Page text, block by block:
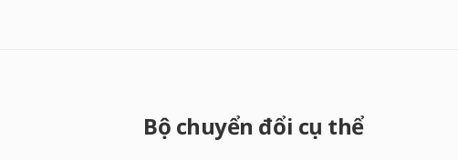
Bộ chuyển đổi cụ thể